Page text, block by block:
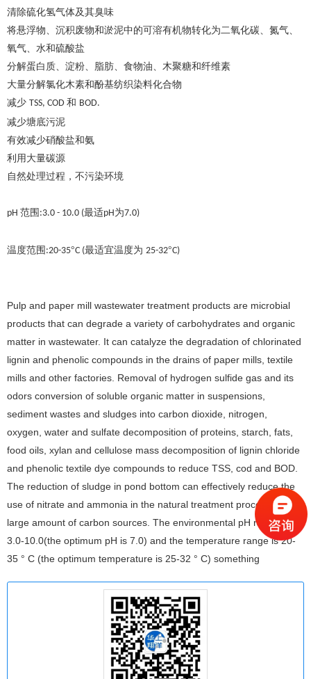
清除硫化氢气体及其臭味
将悬浮物、沉积废物和淤泥中的可溶有机物转化为二氧化碳、氮气、
氧气、水和硫酸盐
分解蛋白质、淀粉、脂肪、食物油、木聚糖和纤维素
大量分解氯化木素和酚基纺织染料化合物
减少 TSS, COD 和 BOD.
减少塘底污泥
有效减少硝酸盐和氨
利用大量碳源
自然处理过程，不污染环境
pH 范围 :3.0 - 10.0 (最适pH为7.0)
温度范围 :20-35°C (最适宜温度为 25-32°C)
Pulp and paper mill wastewater treatment products are microbial
products that can degrade a variety of carbohydrates and organic
matter in wastewater. It can catalyze the degradation of chlorinated
lignin and phenolic compounds in the drains of paper mills, textile
mills and other factories. Removal of hydrogen sulfide gas and its
odors conversion of soluble organic matter in suspensions,
sediment wastes and sludges into carbon dioxide, nitrogen,
oxygen, water and sulfate decomposition of proteins, starch, fats,
food oils, xylan and cellulose mass decomposition of lignin chloride
and phenolic textile dye compounds to reduce TSS, cod and BOD.
The reduction of sludge in pond bottom can effectively reduce the
use of nitrate and ammonia in the natural treatment process with a
large amount of carbon sources. The environmental pH range is
3.0-10.0(the optimum pH is 7.0) and the temperature range is 20-
35 ° C (the optimum temperature is 25-32 ° C) something